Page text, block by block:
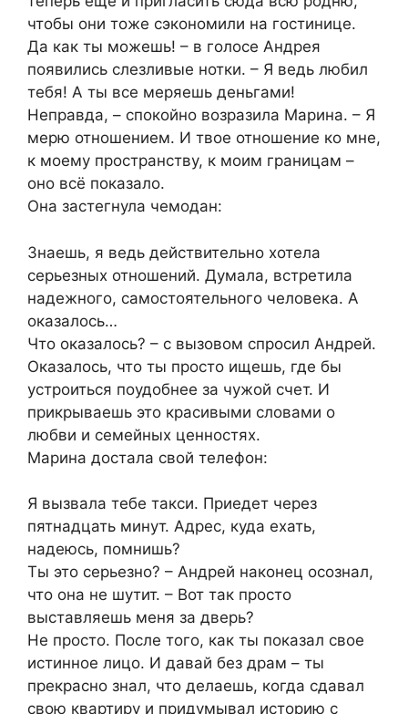
чтобы они тоже сэкономили на гостинице.
Да как ты можешь! – в голосе Андрея
появились слезливые нотки. – Я ведь любил
тебя! А ты все меряешь деньгами!
Неправда, – спокойно возразила Марина. – Я
мерю отношением. И твое отношение ко мне,
к моему пространству, к моим границам –
оно всё показало.
Она застегнула чемодан:
Знаешь, я ведь действительно хотела
серьезных отношений. Думала, встретила
надежного, самостоятельного человека. А
оказалось…
Что оказалось? – с вызовом спросил Андрей.
Оказалось, что ты просто ищешь, где бы
устроиться поудобнее за чужой счет. И
прикрываешь это красивыми словами о
любви и семейных ценностях.
Марина достала свой телефон:
Я вызвала тебе такси. Приедет через
пятнадцать минут. Адрес, куда ехать,
надеюсь, помнишь?
Ты это серьезно? – Андрей наконец осознал,
что она не шутит. – Вот так просто
выставляешь меня за дверь?
Не просто. После того, как ты показал свое
истинное лицо. И давай без драм – ты
прекрасно знал, что делаешь, когда сдавал
свою квартиру и придумывал историю с